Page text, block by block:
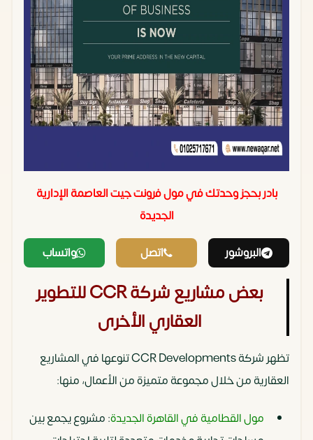
بادر بحجز وحدتك في مول فرونت جيت العاصمة الإدارية
الجديدة‏
البروشور اتصل واتساب
بعض مشاريع شركة CCR للتطوير
العقاري الأخرى
تظهر شركة CCR Developments تنوعها في المشاريع
العقارية من خلال مجموعة متميزة من الأعمال، منها:
مول القطامية في القاهرة الجديدة: مشروع يجمع بين